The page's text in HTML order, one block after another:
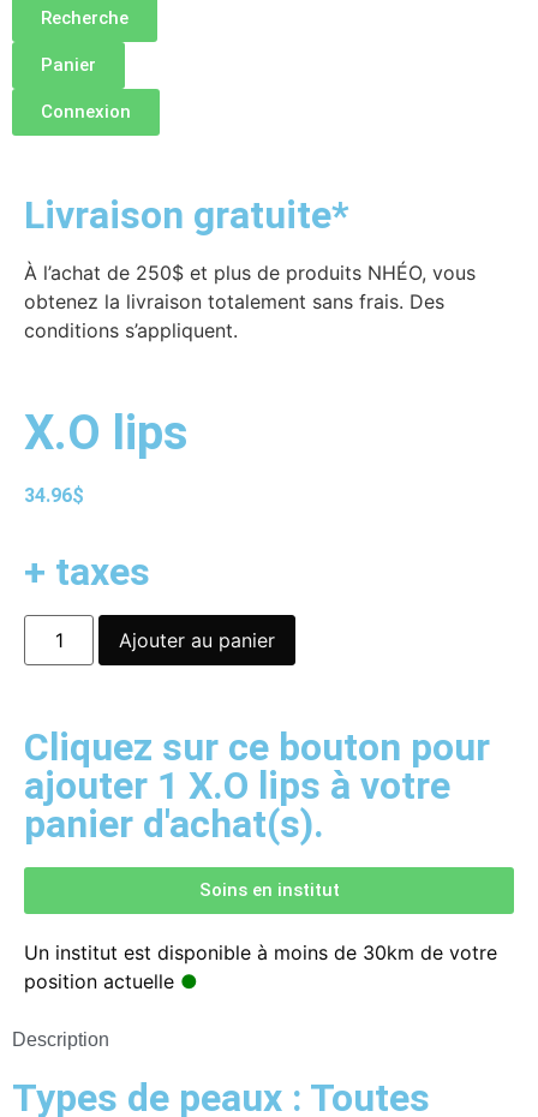
Recherche
Panier
Connexion
Livraison gratuite*
À l’achat de 250$ et plus de produits NHÉO, vous
obtenez la livraison totalement sans frais. Des
conditions s’appliquent.
X.O lips
34.96$
+ taxes
Ajouter au panier
Cliquez sur ce bouton pour
ajouter 1 X.O lips à votre
panier d'achat(s).
Soins en institut
Un institut est disponible à moins de 30km de votre
position actuelle ●
Description
Types de peaux : Toutes